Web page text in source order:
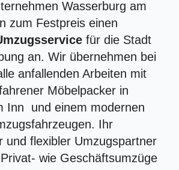
Wasserburg am
zum Festpreis einen
für die Stadt
an. Wir übernehmen bei
anfallenden Arbeiten mit
Möbelpacker in
Inn und einem modernen
Ihr
und flexibler Umzugspartner
wie Geschäftsumzüge